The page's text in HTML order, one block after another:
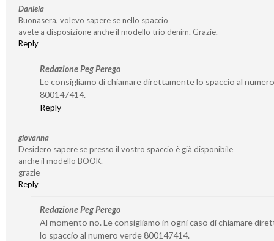
Daniela
Buonasera, volevo sapere se nello spaccio
avete a disposizione anche il modello trio denim. Grazie.
Reply
Redazione Peg Perego
Le consigliamo di chiamare direttamente lo spaccio al
800147414.
Reply
giovanna
Desidero sapere se presso il vostro spaccio è già disponibile
anche il modello BOOK.
grazie
Reply
Redazione Peg Perego
Al momento no. Le consigliamo in ogni caso di chiamare
lo spaccio al numero verde 800147414.